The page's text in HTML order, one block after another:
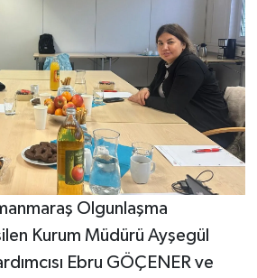
Olgunlaşma
Kurum Müdürü Ayşegül
Ebru GÖÇENER ve